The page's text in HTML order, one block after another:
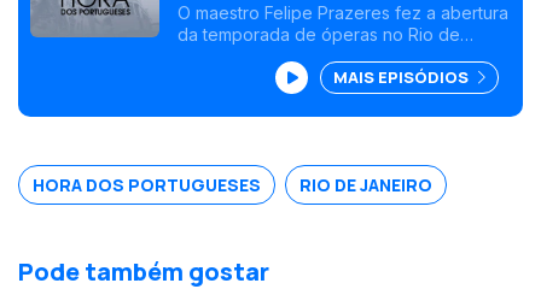
O maestro Felipe Prazeres fez a abertura
da temporada de óperas no Rio de
que lembrou os musicais de Cármen
MAIS EPISÓDIOS
HORA DOS PORTUGUESES RIO DE JANEIRO
Pode também gostar